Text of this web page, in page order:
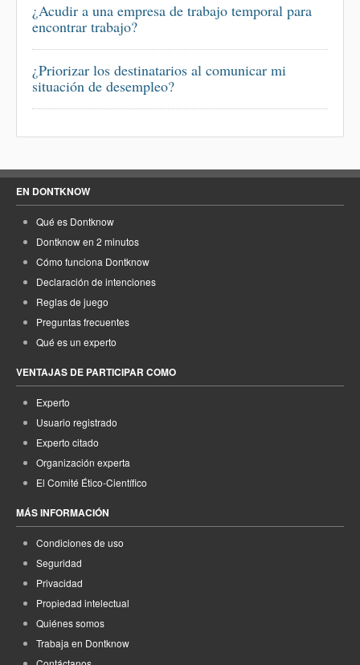
¿Acudir a una empresa de trabajo temporal para
encontrar trabajo?
¿Priorizar los destinatarios al comunicar mi
situación de desempleo?
EN DONTKNOW
Qué es Dontknow
Dontknow en 2 minutos
Cómo funciona Dontknow
Declaración de intenciones
Reglas de juego
Preguntas frecuentes
Qué es un experto
VENTAJAS DE PARTICIPAR COMO
Experto
Usuario registrado
Experto citado
Organización experta
El Comité Ético-Científico
MÁS INFORMACIÓN
Condiciones de uso
Seguridad
Privacidad
Propiedad intelectual
Quiénes somos
Trabaja en Dontknow